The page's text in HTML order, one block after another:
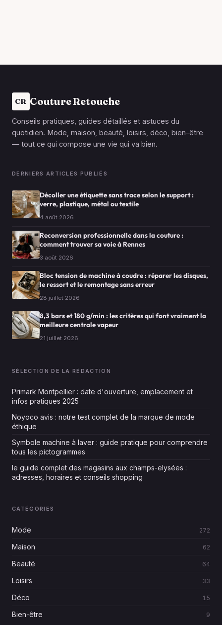
CR Couture Retouche
Conseils pratiques, guides détaillés et astuces du
quotidien. Mode, maison, beauté, loisirs, déco, bien-être
— tout ce qui compose une vie qui va bien.
DERNIERS ARTICLES PUBLIÉS
Décoller une étiquette sans trace selon le support :
verre, plastique, métal ou textile
4 août 2026
Reconversion professionnelle dans la couture :
comment trouver sa voie à Rennes
3 août 2026
Bloc tension de machine à coudre : réparer les disques,
le ressort et le remontage sans erreur
28 juillet 2026
8,3 bars et 180 g/min : les critères qui font vraiment la
meilleure centrale vapeur
21 juillet 2026
SÉLECTION DE LA RÉDACTION
Primark Montpellier : date d'ouverture, emplacement et
infos pratiques 2025
Noyoco avis : notre test complet de la marque de mode
éthique
Symbole machine à laver : guide pratique pour comprendre
tous les pictogrammes
le guide complet des magasins aux champs-elysées :
adresses, horaires et conseils shopping
CATÉGORIES
Mode 272
Maison 62
Beauté 64
Loisirs 33
Déco 15
Bien-être 9